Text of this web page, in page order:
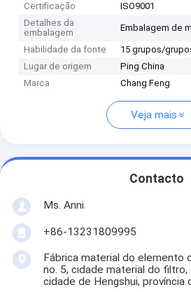
Certificação
ISO9001
Detalhes da
embalagem
Embalagem de
Habilidade da fonte
15 grupos/
Lugar de origem
Ping China
Marca
Chang Feng
Veja mais
Contacto
Ms. Anni
+86-13231809995
Fábrica material do elemento
no. 5, cidade material do filtro,
cidade de Hengshui, província